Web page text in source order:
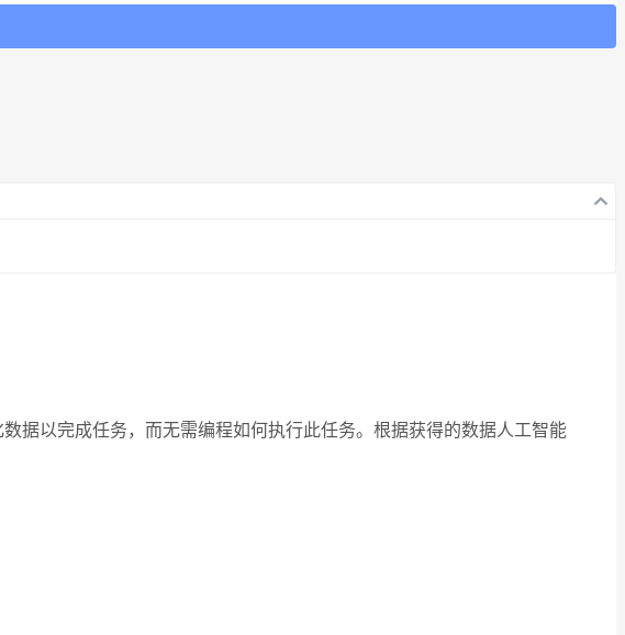
据以完成任务，而无需编程如何执行此任务。根据获得的数据人工智能